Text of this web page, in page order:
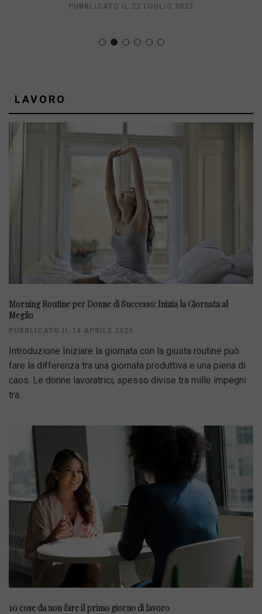
PUBBLICATO IL:14 APRILE 2025
PUBBLICATO IL:22 LUGLIO 2022
LAVORO
Morning Routine per Donne di Successo: Inizia la Giornata al
Meglio
PUBBLICATO IL:14 APRILE 2025
Introduzione Iniziare la giornata con la giusta routine può
fare la differenza tra una giornata produttiva e una piena di
caos. Le donne lavoratrici, spesso divise tra mille impegni
tra...
10 cose da non fare il primo giorno di lavoro